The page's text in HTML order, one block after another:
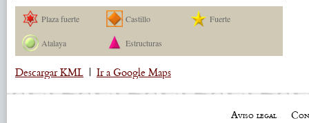
Plaza fuerte Castillo Fuerte
Atalaya Estructuras
Descargar KML | Ir a Google Maps
Aviso legal